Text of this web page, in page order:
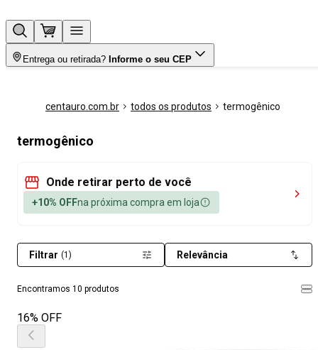
Entrega ou retirada? Informe o seu CEP
centauro.com.br todos os produtos termogênico
termogênico
Onde retirar perto de você
+10% OFFna próxima compra em loja
Encontramos 10 produtos
Filtrar (1) Relevância
16% OFF